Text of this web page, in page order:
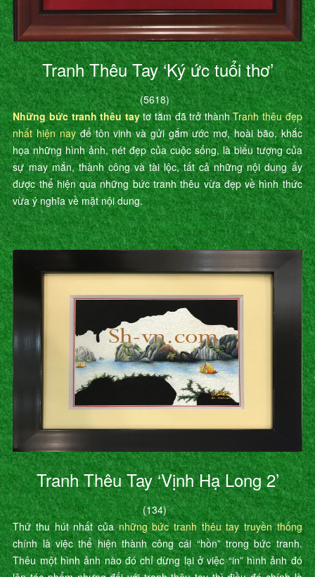
Tranh Thêu Tay ‘Ký ức tuổi thơ’
(5618)
Những bức tranh thêu taytơ tằm đã trở thànhTranh thêu đẹp
nhất hiện nayđể tôn vinh và gửi gắm ước mơ, hoài bão, khắc
họa những hình ảnh, nét đẹp của cuộc sống, là biểu tượng của
sự may mắn, thành công và tài lộc, tất cả những nội dung ấy
được thể hiện qua những bức tranh thêu vừa đẹp về hình thức
vừa ý nghĩa về mặt nội dung.
Tranh Thêu Tay ‘Vịnh Hạ Long 2’
(134)
Thứ thu hút nhất củanhững bức tranh thêu tay truyền thống
chính là việc thể hiện thành công cái “hồn” trong bức tranh.
Thêu một hình ảnh nào đó chỉ dừng lại ở việc “in” hình ảnh đó